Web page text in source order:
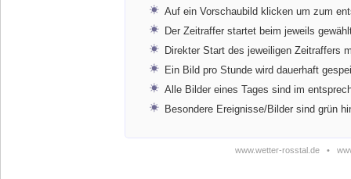
Auf ein Vorschaubild klicken um zum
Der Zeitraffer startet beim jeweils
Direkter Start des jeweiligen Zeitraffers
Ein Bild pro Stunde wird dauerhaft
Alle Bilder eines Tages sind im
Besondere Ereignisse/Bilder sind grün
www.wetter-rosstal.de •